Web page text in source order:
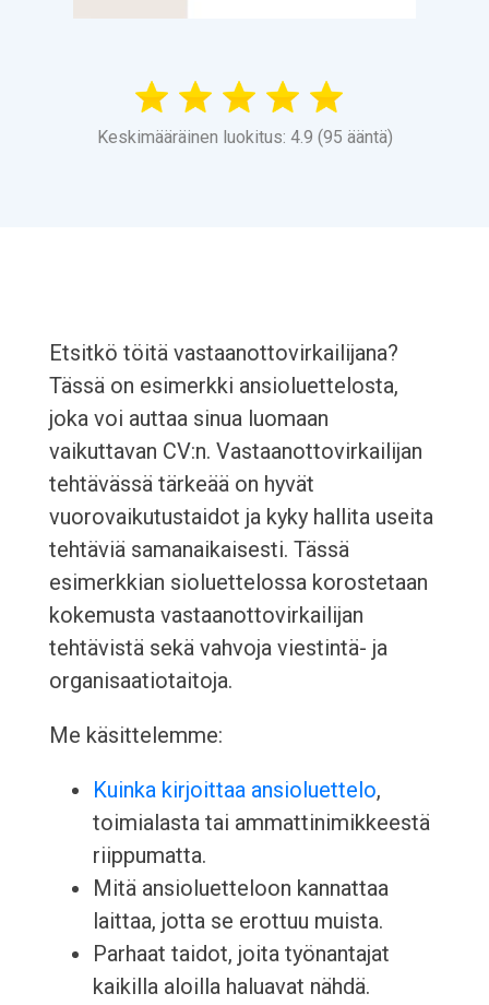
Keskimääräinen luokitus: 4.9 (95 ääntä)
Etsitkö töitä vastaanottovirkailijana?
Tässä on esimerkki ansioluettelosta,
joka voi auttaa sinua luomaan
vaikuttavan CV:n. Vastaanottovirkailijan
tehtävässä tärkeää on hyvät
vuorovaikutustaidot ja kyky hallita useita
tehtäviä samanaikaisesti. Tässä
esimerkkian sioluettelossa korostetaan
kokemusta vastaanottovirkailijan
tehtävistä sekä vahvoja viestintä- ja
organisaatiotaitoja.
Me käsittelemme:
Kuinka kirjoittaa ansioluettelo,
toimialasta tai ammattinimikkeestä
riippumatta.
Mitä ansioluetteloon kannattaa
laittaa, jotta se erottuu muista.
Parhaat taidot, joita työnantajat
kaikilla aloilla haluavat nähdä.